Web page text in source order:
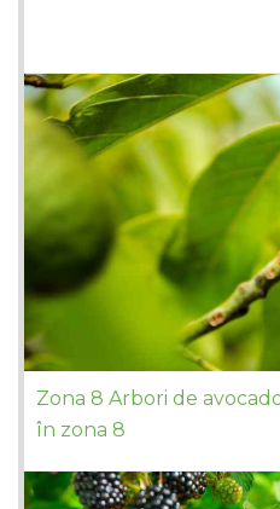
Zona 8 Arbori de
în zona 8